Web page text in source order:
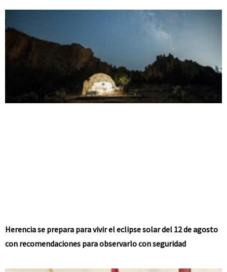
Herencia se prepara para vivir el eclipse solar del 12 de agosto
con recomendaciones para observarlo con seguridad